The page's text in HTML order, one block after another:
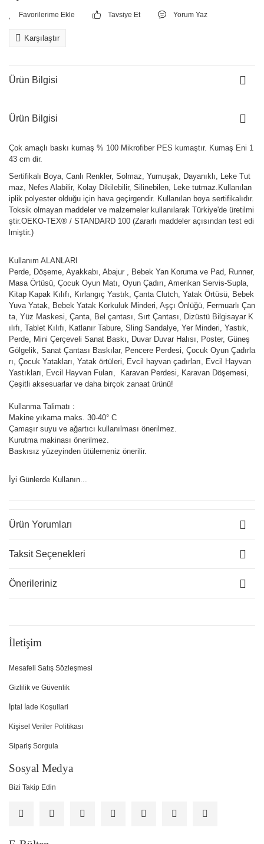
Tavsiye Et Yorum Yaz
Karşılaştır
Ürün Bilgisi
Ürün Bilgisi
Çok amaçlı baskı kumaş % 100 Mikrofiber PES kumaştır. Kumaş Eni 1
43 cm dir.
Sertifikalı Boya, Canlı Renkler, Solmaz, Yumuşak, Dayanıklı, Leke Tut
maz, Nefes Alabilir, Kolay Dikilebilir, Silinebilen, Leke tutmaz.Kullanılan
iplik polyester olduğu için hava geçirgendir. Kullanılan boya sertifikalıdır.
Toksik olmayan maddeler ve malzemeler kullanılarak Türkiye'de üretilmi
ştir.OEKO-TEX® / STANDARD 100 (Zararlı maddeler açısından test edi
lmiştir.)
Kullanım ALANLARI
Perde, Döşeme, Ayakkabı, Abajur , Bebek Yan Koruma ve Pad, Runner,
Masa Örtüsü, Çocuk Oyun Matı, Oyun Çadırı, Amerikan Servis-Supla,
Kitap Kapak Kılıfı, Kırlangıç Yastık, Çanta Clutch, Yatak Örtüsü, Bebek
Yuva Yatak, Bebek Yatak Korkuluk Minderi, Aşçı Önlüğü, Fermuarlı Çan
ta, Yüz Maskesi, Çanta, Bel çantası, Sırt Çantası, Dizüstü Bilgisayar K
ılıfı, Tablet Kılıfı, Katlanır Tabure, Sling Sandalye, Yer Minderi, Yastık,
Perde, Mini Çerçeveli Sanat Baskı, Duvar Duvar Halısı, Poster, Güneş
Gölgelik, Sanat Çantası Baskılar, Pencere Perdesi, Çocuk Oyun Çadırla
rı, Çocuk Yatakları, Yatak örtüleri, Evcil hayvan çadırları, Evcil Hayvan
Yastıkları, Evcil Hayvan Fuları, Karavan Perdesi, Karavan Döşemesi,
Çeşitli aksesuarlar ve daha birçok zanaat ürünü!
Kullanma Talimatı :
Makine yıkama maks. 30-40° C
Çamaşır suyu ve ağartıcı kullanılması önerilmez.
Kurutma makinası önerilmez.
Baskısız yüzeyinden ütülemeniz önerilir.
İyi Günlerde Kullanın...
Ürün Yorumları
Taksit Seçenekleri
Önerileriniz
İletişim
Mesafeli Satış Sözleşmesi
Gizlilik ve Güvenlik
İptal İade Koşullari
Kişisel Veriler Politikası
Sipariş Sorgula
Sosyal Medya
Bizi Takip Edin